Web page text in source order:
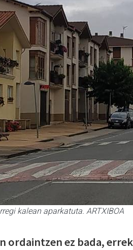
kalean aparkatuta. ARTXIBOA
ordaintzen ez bada,